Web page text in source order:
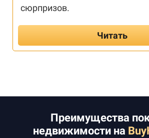
сюрпризов.
Читать
Преимущества
недвижимости на